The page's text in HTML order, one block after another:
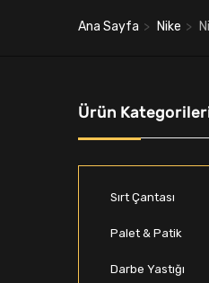
Ana Sayfa Nike
Ürün
Sırt Çantası
Palet & Patik
Darbe Yastığı